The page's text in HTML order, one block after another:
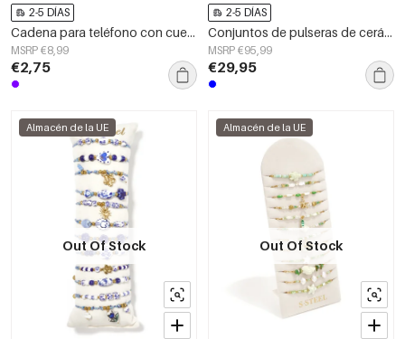
2-5 DÍAS
Cadena para teléfono con cuentas, accesorios casuales de acrílico para uso diario.
MSRP €8,99
€2,75
2-5 DÍAS
Conjuntos de pulseras de cerámica chapadas en oro de 14 quilates con cuentas, serie Daily Simple, joyería para mujer.
MSRP €95,99
€29,95
Almacén de la UE
Out Of Stock
Almacén de la UE
Out Of Stock